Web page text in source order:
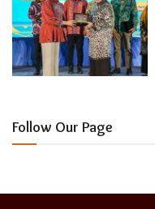
Follow Our Page